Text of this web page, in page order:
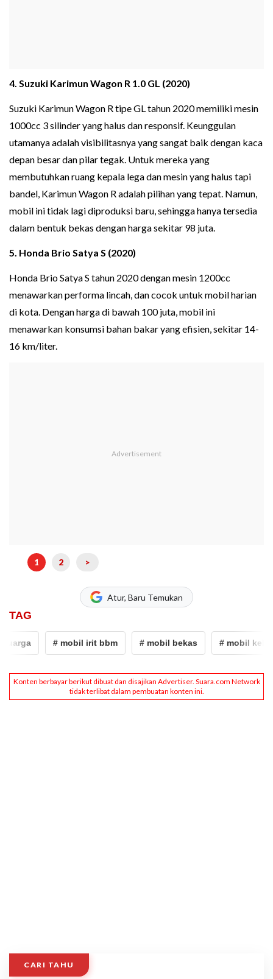
4. Suzuki Karimun Wagon R 1.0 GL (2020)
Suzuki Karimun Wagon R tipe GL tahun 2020 memiliki mesin
1000cc 3 silinder yang halus dan responsif. Keunggulan
utamanya adalah visibilitasnya yang sangat baik dengan kaca
depan besar dan pilar tegak. Untuk mereka yang
membutuhkan ruang kepala lega dan mesin yang halus tapi
bandel, Karimun Wagon R adalah pilihan yang tepat. Namun,
mobil ini tidak lagi diproduksi baru, sehingga hanya tersedia
dalam bentuk bekas dengan harga sekitar 98 juta.
5. Honda Brio Satya S (2020)
Honda Brio Satya S tahun 2020 dengan mesin 1200cc
menawarkan performa lincah, dan cocok untuk mobil harian
di kota. Dengan harga di bawah 100 juta, mobil ini
menawarkan konsumsi bahan bakar yang efisien, sekitar 14-
16 km/liter.
1 2 >
Atur, Baru Temukan
TAG
# mobil irit bbm # mobil bekas # mobil
CARI TAHU